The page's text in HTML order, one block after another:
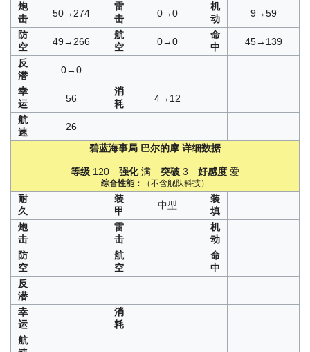
炮
击
50→274
雷
击
0→0
机
动
9→59
防
空
49→266
航
空
0→0
命
中
45→139
反
潜
0→0
幸
运
56
消
耗
4→12
航
速
26
碧蓝海事局 巴尔的摩 详细数据
等级 120 强化满 突破 3 好感度 爱
综合性能： （不含舰队科技）
耐
久
装
甲
中型
装
填
炮
击
雷
击
机
动
防
空
航
空
命
中
反
潜
幸
运
消
耗
航